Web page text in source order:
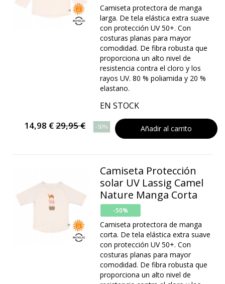
Camiseta protectora de manga
larga. De tela elástica extra suave
con protección UV 50+. Con
costuras planas para mayor
comodidad. De fibra robusta que
proporciona un alto nivel de
resistencia contra el cloro y los
rayos UV. 80 % poliamida y 20 %
elastano.
EN STOCK
14,98 €29,95 € -50% Añadir al carrito
Camiseta Protección
solar UV Lassig Camel
Nature Manga Corta
-50%
Camiseta protectora de manga
corta. De tela elástica extra suave
con protección UV 50+. Con
costuras planas para mayor
comodidad. De fibra robusta que
proporciona un alto nivel de